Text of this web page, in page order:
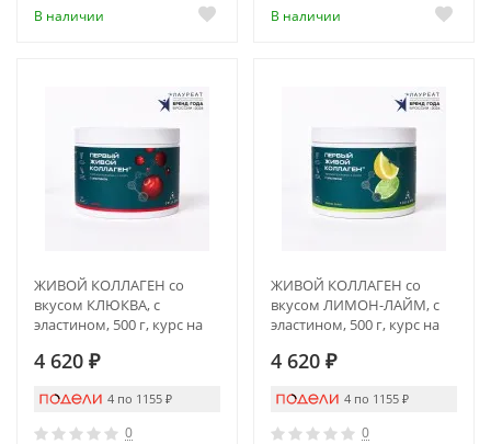
В наличии В наличии
ЖИВОЙ КОЛЛАГЕН со
вкусом КЛЮКВА, с
эластином, 500 г, курс на
4 620 ₽
4 по 1155 ₽
0
ЖИВОЙ КОЛЛАГЕН со
вкусом ЛИМОН-ЛАЙМ, с
эластином, 500 г, курс на
4 620 ₽
4 по 1155 ₽
0